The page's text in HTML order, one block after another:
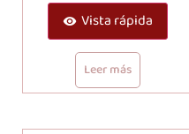
Vista rápida
Leer más